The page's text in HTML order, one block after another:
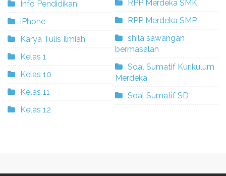
Info Pendidikan
iPhone
Karya Tulis Ilmiah
Kelas 1
Kelas 10
Kelas 11
Kelas 12
RPP Merdeka SMK
RPP Merdeka SMP
shila sawangan
bermasalah
Soal Sumatif Kurikulum
Merdeka
Soal Sumatif SD